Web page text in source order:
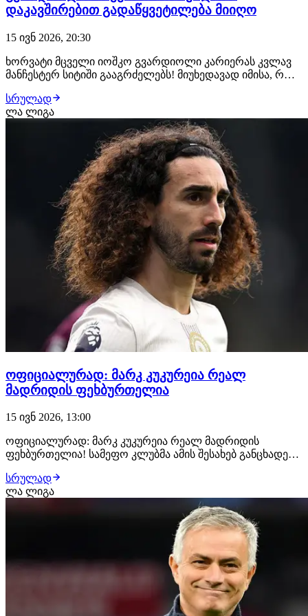
დაკავშირებით გადაწყვეტილება მიიღო
15 ივნ 2026, 20:30
ხორვატი მცველი იოშკო გვარდიოლი კარიერას კვლავ
მანჩესტერ სიტიში გააგრძელებს! მიუხედავად იმისა, რომ
მადრიდი და ბარსელონა იჩენდნენ, 24 წლის მცველმა
ინგლისში დარჩენა გადაწყვიტა და კლუბთან ახალ
გრძელვადიან კონტრაქტს გააფორმებს. გავრცელებული
სრულად
ლა ლიგა
ოფიციალურად: მარკ კუკურეია რეალ
მადრიდის ფეხბურთელია
15 ივნ 2026, 13:00
ოფიციალურად: მარკ კუკურეია რეალ მადრიდის
ფეხბურთელია! სამეფო კლუბმა ამის შესახებ განცხადება
განაპირა მცველმა რეალთან კონტრაქტი 2032 წლამდე
გააფორმა, მხარეებს შორის კი €55/60 მილიონიანი
გარიგება შედგა. კუკურეიას ტრანსფერი ჟოზე
სრულად
ლა ლიგა